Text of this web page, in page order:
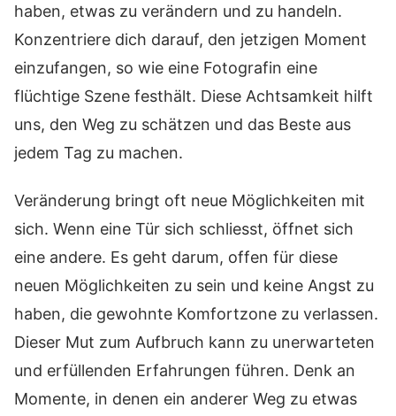
haben, etwas zu verändern und zu handeln.
Konzentriere dich darauf, den jetzigen Moment
einzufangen, so wie eine Fotografin eine
flüchtige Szene festhält. Diese Achtsamkeit hilft
uns, den Weg zu schätzen und das Beste aus
jedem Tag zu machen.
Veränderung bringt oft neue Möglichkeiten mit
sich. Wenn eine Tür sich schliesst, öffnet sich
eine andere. Es geht darum, offen für diese
neuen Möglichkeiten zu sein und keine Angst zu
haben, die gewohnte Komfortzone zu verlassen.
Dieser Mut zum Aufbruch kann zu unerwarteten
und erfüllenden Erfahrungen führen. Denk an
Momente, in denen ein anderer Weg zu etwas